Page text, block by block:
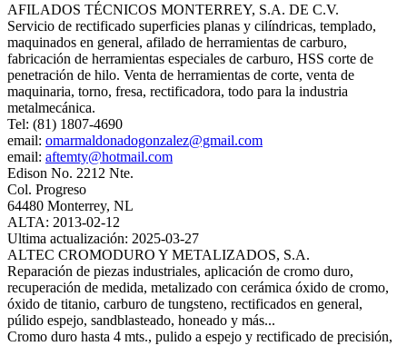
AFILADOS TÉCNICOS MONTERREY, S.A. DE C.V.
Servicio de rectificado superficies planas y cilíndricas, templado,
maquinados en general, afilado de herramientas de carburo,
fabricación de herramientas especiales de carburo, HSS corte de
penetración de hilo. Venta de herramientas de corte, venta de
maquinaria, torno, fresa, rectificadora, todo para la industria
metalmecánica.
Tel: (81) 1807-4690
email: omarmaldonadogonzalez@gmail.com
email: aftemty@hotmail.com
Edison No. 2212 Nte.
Col. Progreso
64480 Monterrey, NL
ALTA: 2013-02-12
Ultima actualización: 2025-03-27
ALTEC CROMODURO Y METALIZADOS, S.A.
Reparación de piezas industriales, aplicación de cromo duro,
recuperación de medida, metalizado con cerámica óxido de cromo,
óxido de titanio, carburo de tungsteno, rectificados en general,
púlido espejo, sandblasteado, honeado y más...
Cromo duro hasta 4 mts., pulido a espejo y rectificado de precisión,